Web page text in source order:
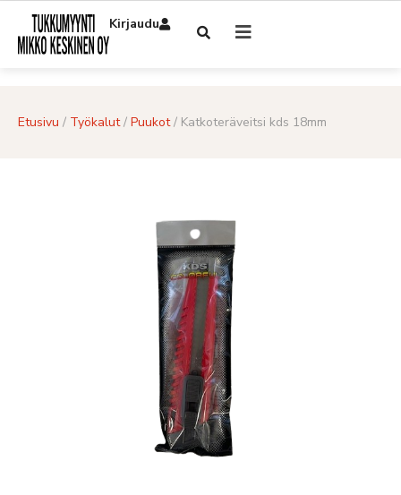
Kirjaudu
Etusivu / Työkalut/ Puukot/ Katkoteräveitsi kds 18mm